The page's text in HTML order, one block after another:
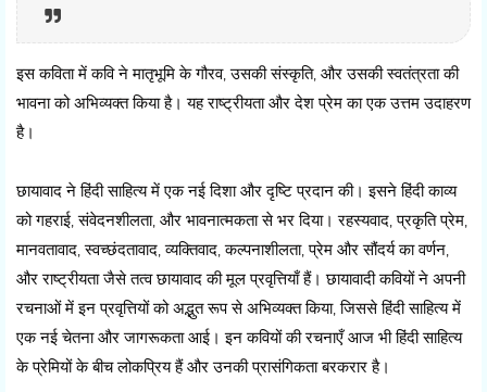
इस कविता में कवि ने मातृभूमि के गौरव, उसकी संस्कृति, और उसकी स्वतंत्रता की
भावना को अभिव्यक्त किया है। यह राष्ट्रीयता और देश प्रेम का एक उत्तम उदाहरण
है।
छायावाद ने हिंदी साहित्य में एक नई दिशा और दृष्टि प्रदान की। इसने हिंदी काव्य
को गहराई, संवेदनशीलता, और भावनात्मकता से भर दिया। रहस्यवाद, प्रकृति प्रेम,
मानवतावाद, स्वच्छंदतावाद, व्यक्तिवाद, कल्पनाशीलता, प्रेम और सौंदर्य का वर्णन,
और राष्ट्रीयता जैसे तत्व छायावाद की मूल प्रवृत्तियाँ हैं। छायावादी कवियों ने अपनी
रचनाओं में इन प्रवृत्तियों को अद्भुत रूप से अभिव्यक्त किया, जिससे हिंदी साहित्य में
एक नई चेतना और जागरूकता आई। इन कवियों की रचनाएँ आज भी हिंदी साहित्य
के प्रेमियों के बीच लोकप्रिय हैं और उनकी प्रासंगिकता बरकरार है।